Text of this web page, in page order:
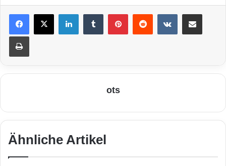
LinkedIn VKontakte
Drucken
ots
Ähnliche Artikel